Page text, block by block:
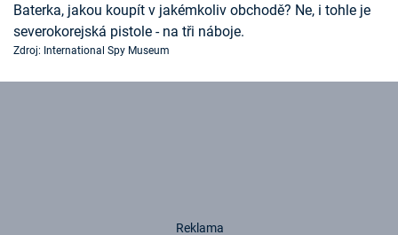
Baterka, jakou koupít v jakémkoliv obchodě? Ne, i tohle je
severokorejská pistole - na tři náboje.
Zdroj: International Spy Museum